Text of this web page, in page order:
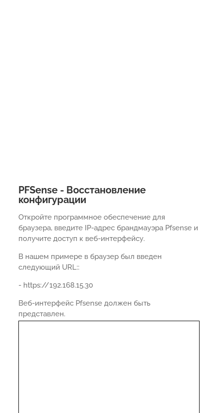
PFSense - Восстановление
конфигурации
Откройте программное обеспечение для
браузера, введите IP-адрес брандмауэра Pfsense и
получите доступ к веб-интерфейсу.
В нашем примере в браузер был введен
следующий URL::
- https://192.168.15.30
Веб-интерфейс Pfsense должен быть
представлен.